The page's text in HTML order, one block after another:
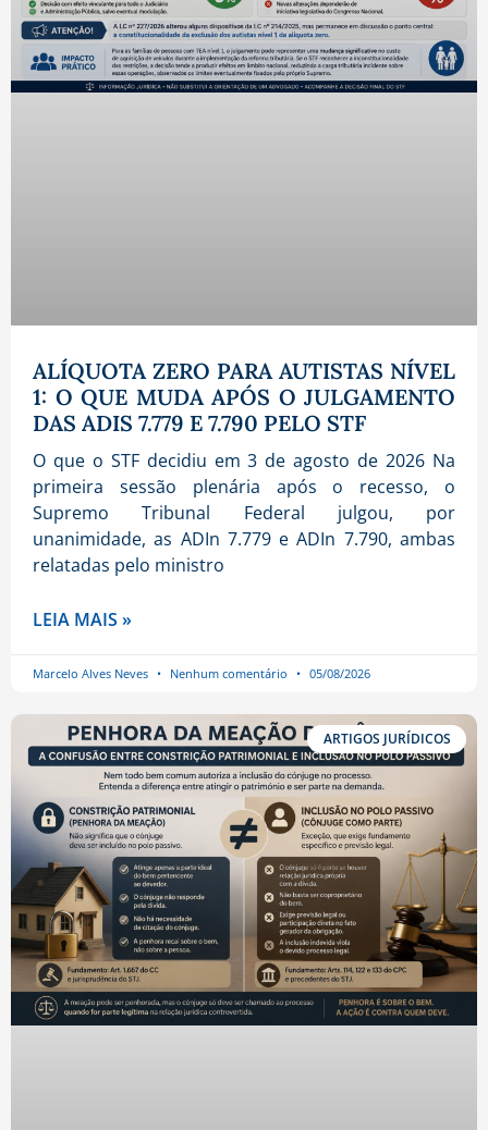
ALÍQUOTA ZERO PARA AUTISTAS NÍVEL
1: O QUE MUDA APÓS O JULGAMENTO
DAS ADIS 7.779 E 7.790 PELO STF
O que o STF decidiu em 3 de agosto de 2026 Na
primeira sessão plenária após o recesso, o
Supremo Tribunal Federal julgou, por
unanimidade, as ADIn 7.779 e ADIn 7.790, ambas
relatadas pelo ministro
LEIA MAIS »
Marcelo Alves Neves Nenhum comentário 05/08/2026
ARTIGOS JURÍDICOS